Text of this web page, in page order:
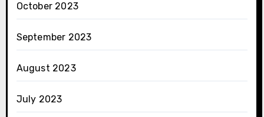
October 2023
September 2023
August 2023
July 2023